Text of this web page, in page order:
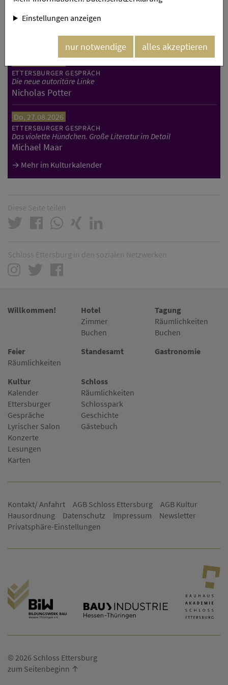
Deutsche Mauer(n). Der 13. August 1961 und die Folgen
Christoph Dieckmann, Reiner Haseloff und Christine
Lieberknecht
ETTERSBURGER GESPRÄCH
Die neue autoritäre Linke
Nicholas Potter
Do, 27.08.2026
ETTERSBURGER GESPRÄCH
Das violette Hündchen. Große Literatur im Detail
Michael Maar
Mehr im Kulturkalender
Diese Seite teilen
Schloss Ettersburg in den sozialen Netzwerken
Willkommen!
Hotel
Zimmer
Buchen
Tagung
Räumlichkeiten
Buchen
Feier
Räumlichkeiten
Standesamt Gastronomie
Kultur
Kalender
Ettersburger
Gespräche
Lyrischer Salon
Konzerte
Lesungen
Karten
Schloss
Räumlichkeiten
Schlosspark
Geschichte
Gästebuch
Kontakt/ Anfahrt AGB Schloss Ettersburg
AGB Kultur
Hausordnung
Datenschutz Impressum
Newsletter
Privatsphäre-Einstellungen
© 2026 Schloss Ettersburg
zum Seitenbeginn ↑
Einstellungen anzeigen
nur notwendige alles akzeptieren